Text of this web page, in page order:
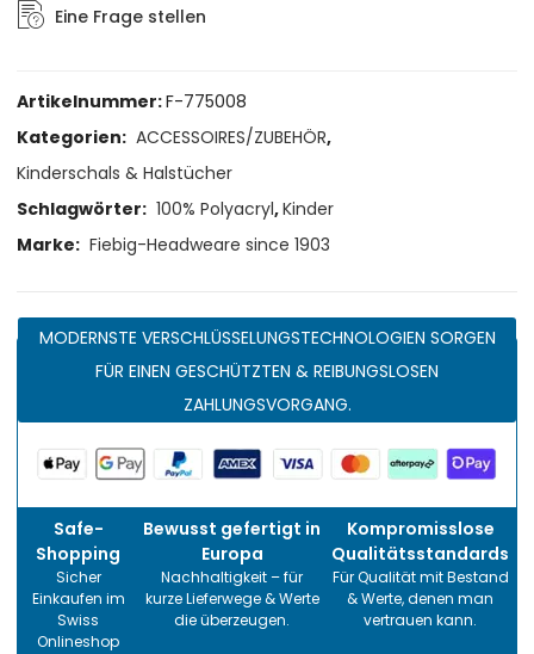
Eine Frage stellen
Artikelnummer:F-775008
Kategorien: ACCESSOIRES/ZUBEHÖR,
Kinderschals & Halstücher
Schlagwörter: 100% Polyacryl,Kinder
Marke: Fiebig-Headweare since 1903
MODERNSTE VERSCHLÜSSELUNGSTECHNOLOGIEN SORGEN
FÜR EINEN GESCHÜTZTEN & REIBUNGSLOSEN
ZAHLUNGSVORGANG.
Safe-
Shopping
Sicher
Einkaufen im
Swiss
Onlineshop
Bewusst gefertigt in
Europa
Nachhaltigkeit – für
kurze Lieferwege & Werte
die überzeugen.
Kompromisslose
Qualitätsstandards
Für Qualität mit Bestand
& Werte, denen man
vertrauen kann.